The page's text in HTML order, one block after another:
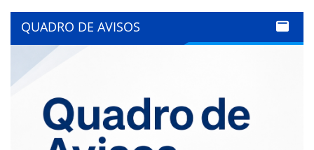
QUADRO DE AVISOS